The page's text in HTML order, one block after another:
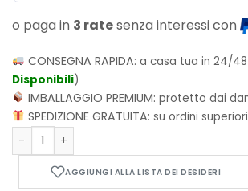
o paga in 3 ratesenza interessi con
CONSEGNA RAPIDA:a casa tua in 24/
Disponibili)
IMBALLAGGIO PREMIUM:protetto dai
SPEDIZIONE GRATUITA:su ordini
Pokémon Charmander 20 cm -